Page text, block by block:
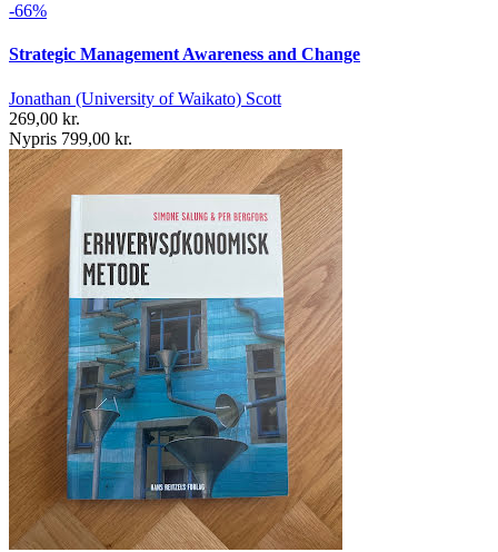
-66%
Strategic Management Awareness and Change
Jonathan (University of Waikato) Scott
269,00 kr.
Nypris 799,00 kr.